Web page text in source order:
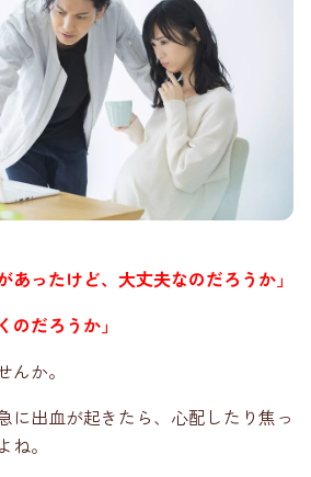
あったけど、大丈夫なのだろうか」
のだろうか」
んか。
に出血が起きたら、心配したり焦っ
。